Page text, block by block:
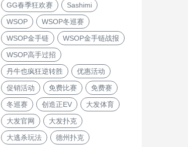
GG春季狂欢赛 Sashimi
WSOP WSOP冬巡赛
WSOP金手链 WSOP金手链战报
WSOP高手过招
丹牛也疯狂逆转胜 优惠活动
促销活动 免费比赛 免费赛
冬巡赛 创造正EV 大发体育
大发官网 大发扑克
大逃杀玩法 德州扑克